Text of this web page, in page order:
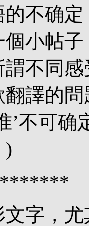
不确定
小帖
不同感
譯的
’不可确
)
，尤